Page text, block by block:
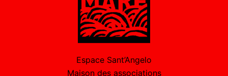
Espace Sant’Angelo
Maison des associations